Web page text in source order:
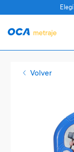
Volver